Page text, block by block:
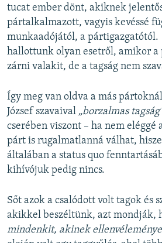
tucat ember dönt, akiknek
pártalkalmazott, vagyis kevéssé
munkaadójától, a pártigazgatótól.
hallottunk olyan esetről, amikor a
zárni valakit, de a tagság nem
Így meg van oldva a más
József szavaival „borzalmas
cserében viszont – ha nem eléggé
párt is rugalmatlanná válhat,
általában a status quo
kihívójuk pedig nincs.
Sőt azok a csalódott volt tagok és
akikkel beszéltünk, azt mondják,
mindenkit, akinek ellenvéleménye